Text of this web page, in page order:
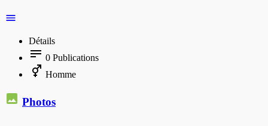
Détails
0 Publications
Homme
Photos